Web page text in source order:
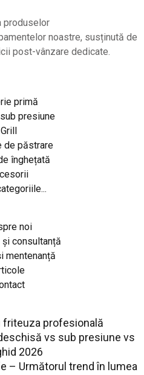
produselor
noastre, susținută de
post-vânzare dedicate.
primă
presiune
Grill
de păstrare
înghețată
noi
și consultanță
mentenanță
friteuza profesională
vs sub presiune vs
2026
– Următorul trend în lumea